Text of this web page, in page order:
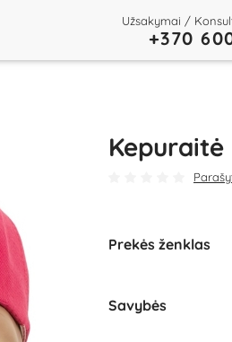
Užsakymai /
+370
Kepuraitė
Prekės ženklas
Savybės